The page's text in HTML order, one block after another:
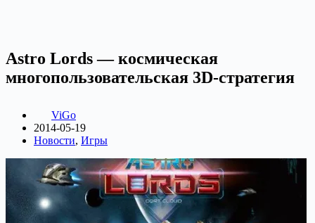
Astro Lords — космическая
многопользовательская 3D-стратегия
ViGo
2014-05-19
Новости, Игры